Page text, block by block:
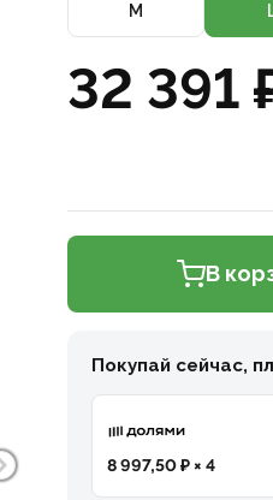
M
32 391
В
Покупай сейчас,
8 997,50 ₽ × 4